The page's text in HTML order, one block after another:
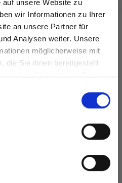
unsere Website zu
wir Informationen zu Ihrer
an unsere Partner für
Analysen weiter. Unsere
möglicherweise mit
die Sie ihnen bereitgestellt
Ihrer Nutzung der Dienste
zu 50%
Zugang zu